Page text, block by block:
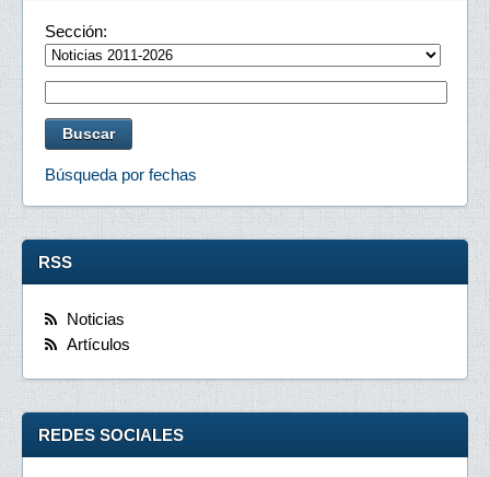
Sección:
Búsqueda por fechas
RSS
Noticias
Artículos
REDES SOCIALES